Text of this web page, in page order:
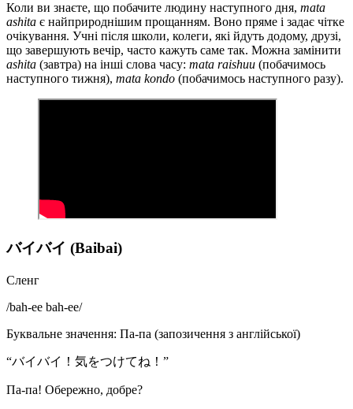
Коли ви знаєте, що побачите людину наступного дня, mata
ashita є найприроднішим прощанням. Воно пряме і задає чітке
очікування. Учні після школи, колеги, які йдуть додому, друзі,
що завершують вечір, часто кажуть саме так. Можна замінити
ashita (завтра) на інші слова часу: mata raishuu (побачимось
наступного тижня), mata kondo (побачимось наступного разу).
バイバイ (Baibai)
Сленг
/bah-ee bah-ee/
Буквальне значення: Па-па (запозичення з англійської)
“バイバイ！気をつけてね！ ”
Па-па! Обережно, добре?